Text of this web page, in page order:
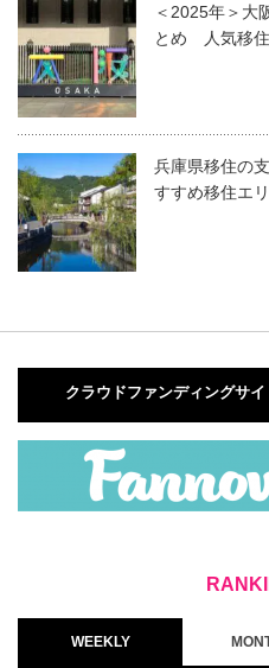
＜2025年＞大
とめ 人気移
兵庫県移住の
すすめ移住エ
クラウドファンディングサイ
WEEKLY